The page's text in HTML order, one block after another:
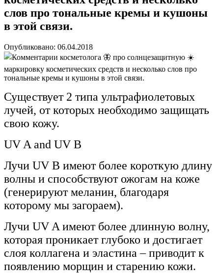
слов про тональные кремы и кушоны
в этой связи.
Опубликовано: 06.04.2018
Существует 2 типа ультрафиолетовых
лучей, от которых необходимо защищать
свою кожу.
UV A and UV B
Лучи UV B имеют более короткую длину
волны и способствуют ожогам на коже
(генерируют меланин, благодаря
которому мы загораем).
Лучи UV A имеют более длинную волну,
которая проникает глубоко и достигает
слоя коллагена и эластина – приводит к
появлению морщин и старению кожи.